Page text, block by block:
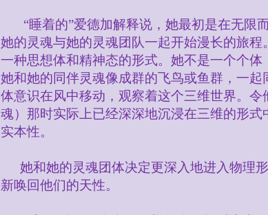
“睡着的”爱德加解释说，她最初是在无限
她的灵魂与她的灵魂团队一起开始漫长的旅
一种思想体和精神态的形式。她不是一个个
她和她的同伴灵魂像成群的飞鸟或鱼群，一
体意识在风中移动，观察着这个三维世界。
魂）那时实际上已经深深地沉浸在三维的形
实本性。
她和她的灵魂团体决定更深入地进入物理
新唤回他们的天性。